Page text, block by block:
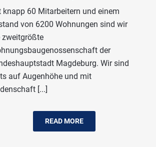
knapp 60 Mitarbeitern und einem
von 6200 Wohnungen sind wir
zweitgrößte
der
Magdeburg. Wir sind
auf Augenhöhe und mit
[...]
READ MORE